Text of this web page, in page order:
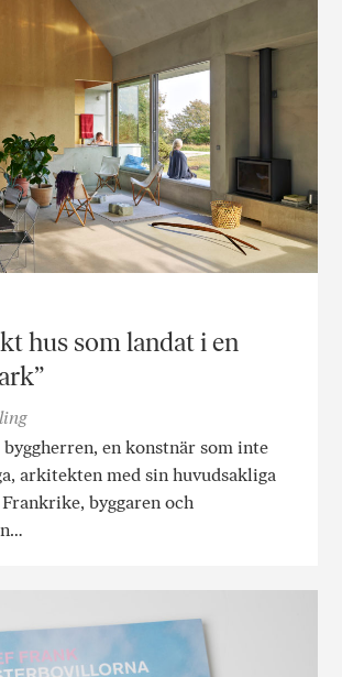
hus som landat i en
en konstnär som inte
arkitekten med sin huvudsakliga
byggaren och